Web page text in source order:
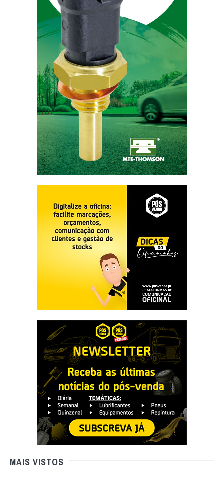
MAIS VISTOS